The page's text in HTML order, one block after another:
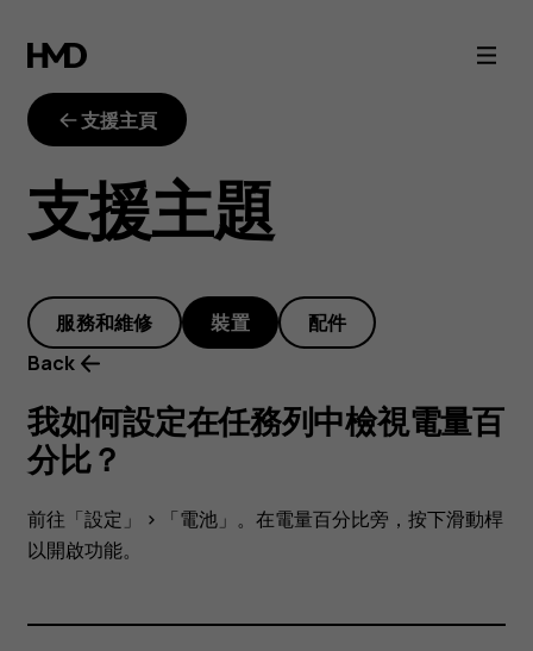
我
如
何
設
定
在
任
務
列
中
支援主頁
支援主題
服務和維修 裝置
配件
Back
我如何設定在任務列中檢視電量百
分比？
前往 「設定」 > 「電池」 。在電量百分比旁，按下滑動桿
以開啟功能。